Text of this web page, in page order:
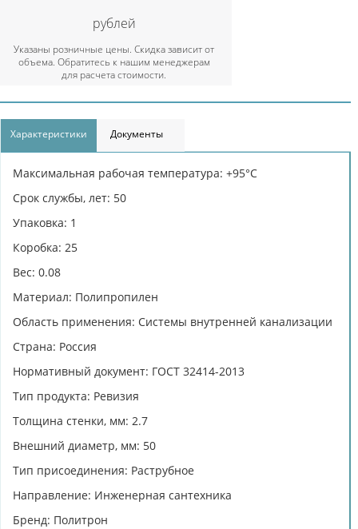
рублей
Указаны розничные цены. Скидка зависит от
объема. Обратитесь к нашим менеджерам
для расчета стоимости.
Характеристики Документы
Максимальная рабочая температура: +95°С
Срок службы, лет: 50
Упаковка: 1
Коробка: 25
Вес: 0.08
Материал: Полипропилен
Область применения: Системы внутренней канализации
Страна: Россия
Нормативный документ: ГОСТ 32414-2013
Тип продукта: Ревизия
Толщина стенки, мм: 2.7
Внешний диаметр, мм: 50
Тип присоединения: Раструбное
Направление: Инженерная сантехника
Бренд: Политрон